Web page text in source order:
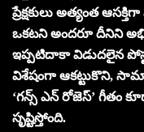
ప్రేక్షకులు అత్యంత
ఒకటని అందరూ దీనిని
ఇప్పటిదాకా విడుదలైన
విశేషంగా ఆకట్టుకొని,
‘గన్స్ ఎన్ రోజెస్’ గీతం
సృష్టిస్తోంది.